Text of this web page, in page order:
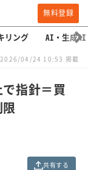
無料登録
リング AI・生成AI
2026/04/24 10:53 掲載
指針＝買
共有する